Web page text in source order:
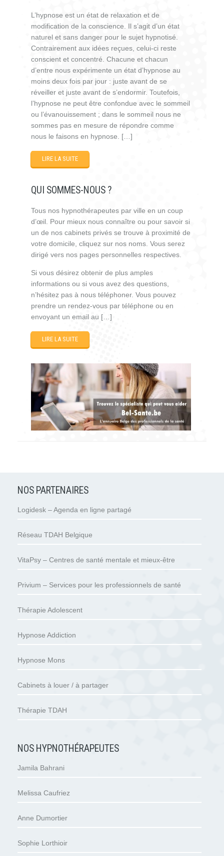
L’hypnose est un état de relaxation et de
modification de la conscience. Il s’agit d’un état
naturel et sans danger pour le sujet hypnotisé.
Contrairement aux idées reçues, celui-ci reste
conscient et concentré. Chacune et chacun
d’entre nous expérimente un état d’hypnose au
moins deux fois par jour : juste avant de se
réveiller et juste avant de s’endormir. Toutefois,
l’hypnose ne peut être confondue avec le sommeil
ou l’évanouissement ; dans le sommeil nous ne
sommes pas en mesure de répondre comme
nous le faisons en hypnose. […]
LIRE LA SUITE
QUI SOMMES-NOUS ?
Tous nos hypnothérapeutes par ville en un coup
d’œil. Pour mieux nous connaître ou pour savoir si
un de nos cabinets privés se trouve à proximité de
votre domicile, cliquez sur nos noms. Vous serez
dirigé vers nos pages personnelles respectives.
Si vous désirez obtenir de plus amples
informations ou si vous avez des questions,
n’hésitez pas à nous téléphoner. Vous pouvez
prendre un rendez-vous par téléphone ou en
envoyant un email au […]
LIRE LA SUITE
NOS PARTENAIRES
Logidesk – Agenda en ligne partagé
Réseau TDAH Belgique
VitaPsy – Centres de santé mentale et mieux-être
Privium – Services pour les professionnels de santé
Thérapie Adolescent
Hypnose Addiction
Hypnose Mons
Cabinets à louer / à partager
Thérapie TDAH
NOS HYPNOTHÉRAPEUTES
Jamila Bahrani
Melissa Caufriez
Anne Dumortier
Sophie Lorthioir